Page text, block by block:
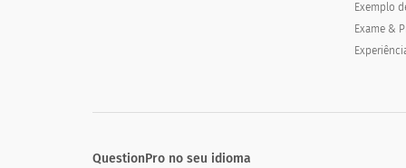
Exemplo
Exame &
QuestionPro no seu idioma